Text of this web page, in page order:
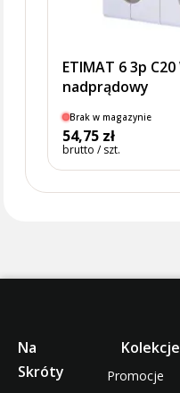
ETIMAT 6 3p
nadprądowy
Brak w magazynie
54,75 zł
brutto / szt.
Na
Skróty
Kolekcje
Promocje